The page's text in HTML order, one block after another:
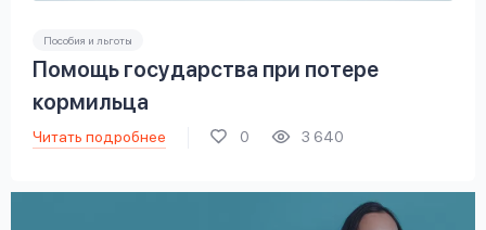
Пособия и льготы
Помощь государства при потере
кормильца
Читать подробнее 0 3 640